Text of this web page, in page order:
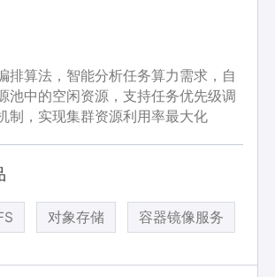
排算法，智能分析任务算力需求，自
池中的空闲资源，支持任务优先级调
制，实现集群资源利用率最大化
对象存储 容器镜像服务